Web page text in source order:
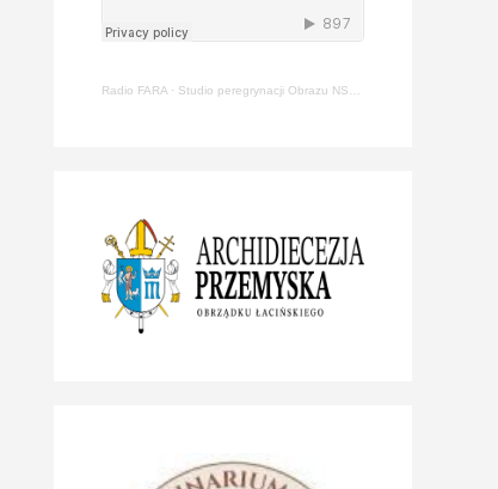
Radio FARA · Studio peregrynacji Obrazu NSPJ [#211] – ks. Arkadiusz Jasiewicz (22.05.2024)